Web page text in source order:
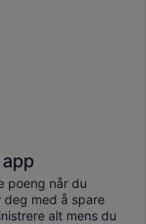
poeng når du
deg med å spare
alt mens du